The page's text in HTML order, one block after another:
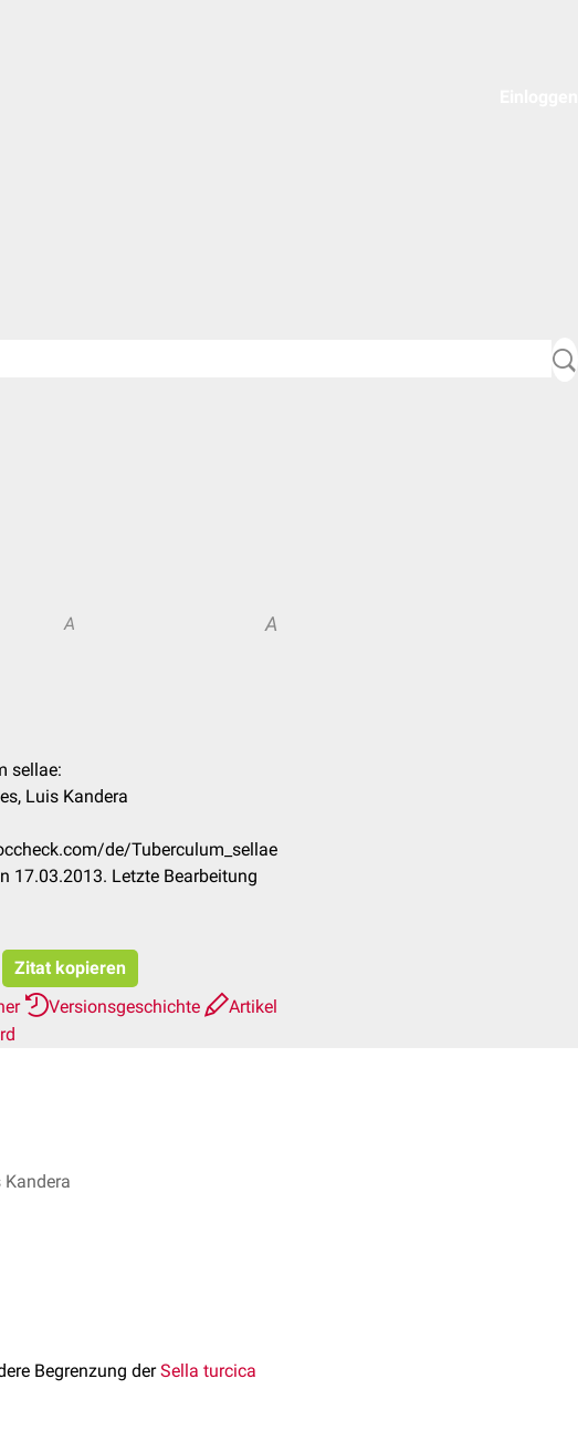
A A
sellae:
Luis Kandera
de/Tuberculum_sellae
17.03.2013. Letzte Bearbeitung
Zitat kopieren
Versionsgeschichte
Artikel
Kandera
Begrenzung derSella turcica